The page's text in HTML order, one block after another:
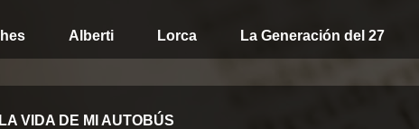
Alberti Lorca La Generación del 27
LA VIDA DE MI AUTOBÚS